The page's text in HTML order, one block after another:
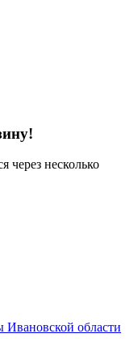
через несколько
области